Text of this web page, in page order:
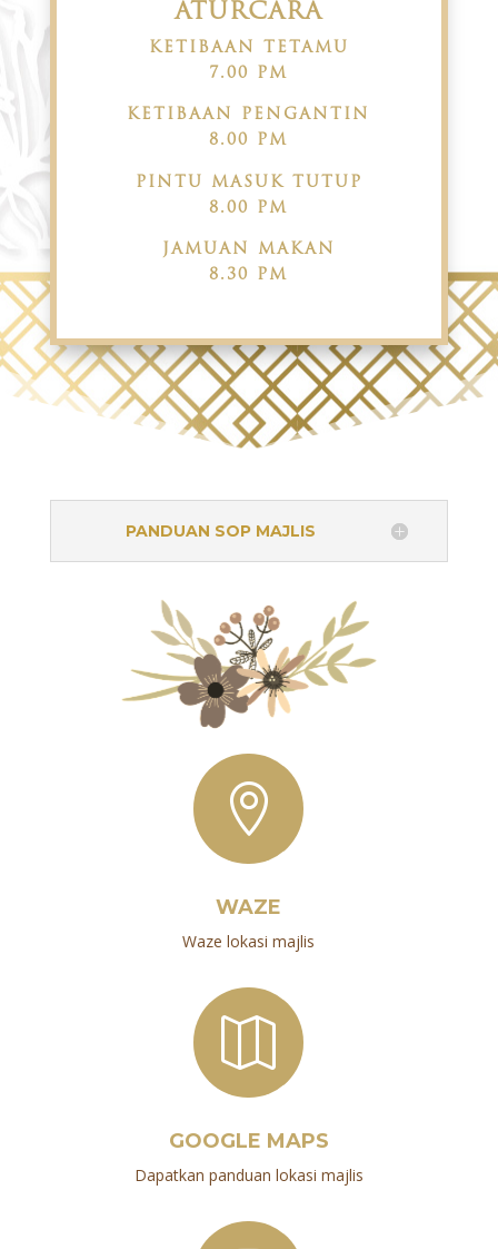
ATURCARA
KETIBAAN TETAMU
7.00 PM
KETIBAAN PENGANTIN
8.00 PM
PINTU MASUK TUTUP
8.00 PM
JAMUAN MAKAN
8.30 PM
PANDUAN SOP MAJLIS

WAZE
Waze lokasi majlis

GOOGLE MAPS
Dapatkan panduan lokasi majlis